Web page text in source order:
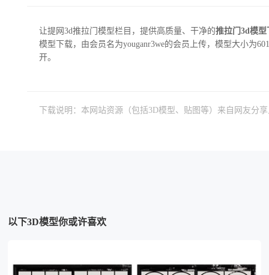
让提网3d推拉门模型栏目，提供高质量、干净的推拉门3d模型
模型下载，由会员名为youganr3we的会员上传，模型大小为
开。
下载说明：本网站资源（包括3D模型、贴图等）来自网友分
以下3D模型你或许喜欢